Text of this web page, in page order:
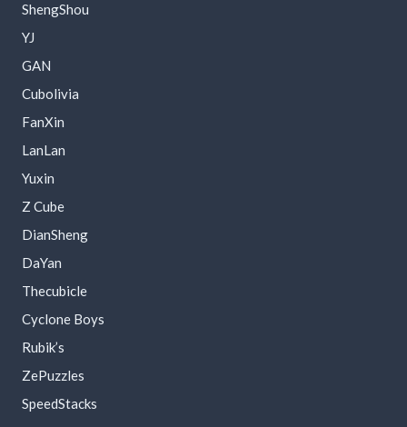
ShengShou
YJ
GAN
Cubolivia
FanXin
LanLan
Yuxin
Z Cube
DianSheng
DaYan
Thecubicle
Cyclone Boys
Rubik’s
ZePuzzles
SpeedStacks